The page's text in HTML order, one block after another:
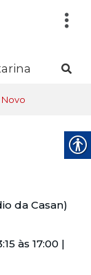
da Casan)
às 17:00 |